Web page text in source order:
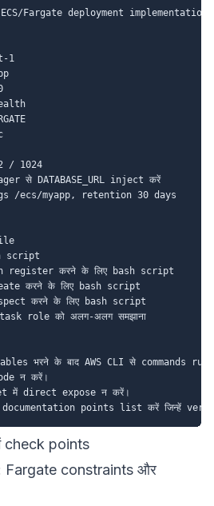
Fargate deployment implementation
1
/ 1024
से DATABASE_URL inject करें
/ecs/myapp, retention 30 days
script
register करने के लिए bash script
करने के लिए bash script
करने के लिए bash script
role को अलग-अलग समझाना
भरने के बाद AWS CLI से commands
न करें।
में direct expose न करें।
check points
Fargate constraints और